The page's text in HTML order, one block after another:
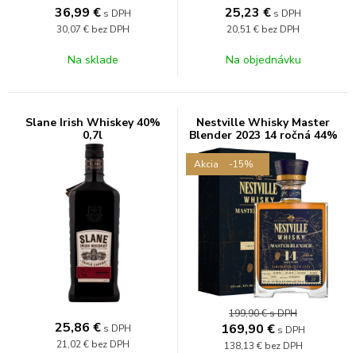
36,99 € s DPH
30,07 € bez DPH
Na sklade
25,23 € s DPH
20,51 € bez DPH
Na objednávku
Slane Irish Whiskey 40%
0,7l
25,86 € s DPH
21,02 € bez DPH
Nestville Whisky Master
Blender 2023 14 ročná 44%
0,7L
Akcia -15%
199,90 €s DPH
169,90 € s DPH
138,13 € bez DPH